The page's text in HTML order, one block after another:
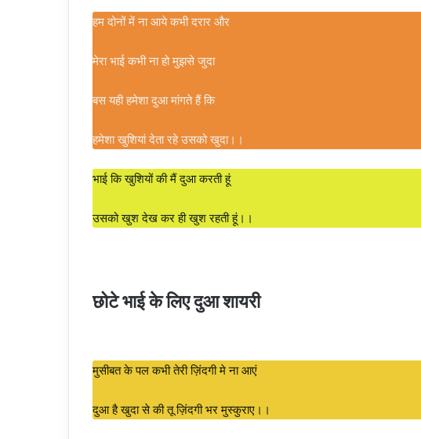
हम दोनों में ना आये कभी दरार और
मेरा भाई कभी ना हो मुझसे जुदा
बस यही हमेशा दुआ मांगते हैं कि
हमेशा खुशियां देता रहे उसको खुदा।।
भाई कि खुशियों की मैं दुआ करती हूं
उसको खुश देख कर ही खुश रहती हूं।।
छोटे भाई के लिए दुआ शायरी
मुसीबत के पल कभी तेरी ज़िंदगी मे ना आएं
दुआ है खुदा से की तू ज़िंदगी भर मुस्कुराए।।